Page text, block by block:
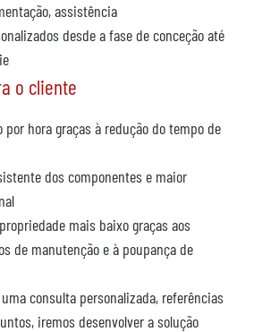
assistência
desde a fase de conceção até
o cliente
por hora graças à redução do tempo de
dos componentes e maior
mais baixo graças aos
de manutenção e à poupança de
consulta personalizada, referências
iremos desenvolver a solução